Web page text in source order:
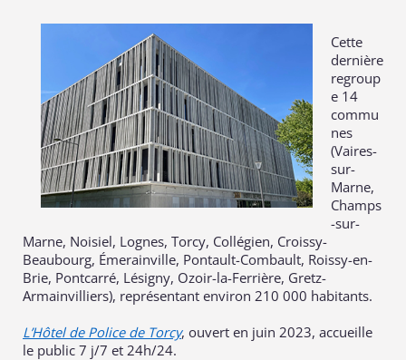
Cette
dernière
regroup
e 14
commu
nes
(Vaires-
sur-
Marne,
Champs
-sur-
Marne, Noisiel, Lognes, Torcy, Collégien, Croissy-
Beaubourg, Émerainville, Pontault-Combault, Roissy-en-
Brie, Pontcarré, Lésigny, Ozoir-la-Ferrière, Gretz-
Armainvilliers), représentant environ 210 000 habitants.
L’Hôtel de Police de Torcy, ouvert en juin 2023, accueille
le public 7 j/7 et 24h/24.